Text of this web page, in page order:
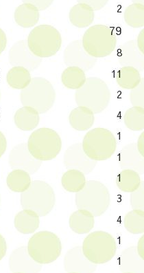
2
79
8
11
2
4
1
1
1
3
4
1
1